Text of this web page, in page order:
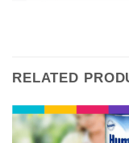
RELATED